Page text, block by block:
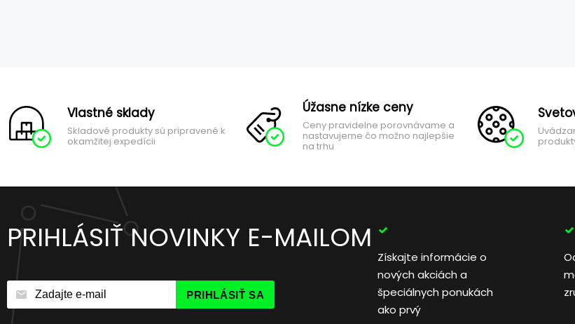
Vlastné sklady
Skladové produkty sú pripravené k
okamžitej expedícii
Úžasne nízke ceny
Ceny pravidelne porovnávame a
nastavujeme čo možno najlepšie
na trhu
PRIHLÁSIŤ NOVINKY E-MAILOM
PRIHLÁSIŤ SA
Získajte informácie o
nových akciách a
špeciálnych ponukách
ako prvý